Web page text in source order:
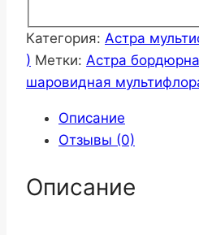
Категория: Астра
) Метки: Астра
шаровидная
Описание
Отзывы (0)
Описание